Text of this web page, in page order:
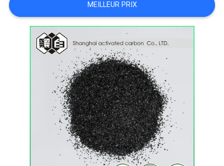
CONTACTEZ-
NOUS
NOUVELLES
MEILLEUR PRIX